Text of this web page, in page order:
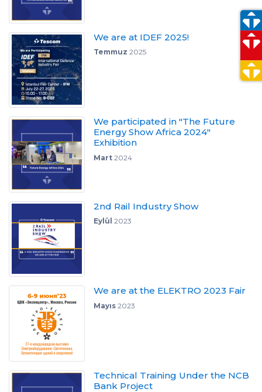
We are at IDEF 2025!
Temmuz 2025
We participated in "The Future
Energy Show Africa 2024"
Exhibition
Mart2024
2nd Rail Industry Show
Eylül 2023
We are at the ELEKTRO 2023 Fair
Mayıs2023
Technical Training Under the NCB
Bank Project